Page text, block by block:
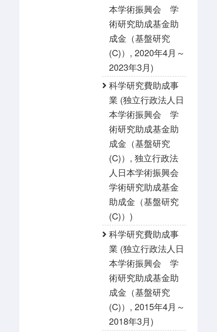
本学術振興会 学
術研究助成基金助
成金（基盤研究
(C)）, 2020年4月～
2023年3月)
科学研究費助成事
業 (独立行政法人日
本学術振興会 学
術研究助成基金助
成金（基盤研究
(C)）, 独立行政法
人日本学術振興会
学術研究助成基金
助成金（基盤研究
(C)）)
科学研究費助成事
業 (独立行政法人日
本学術振興会 学
術研究助成基金助
成金（基盤研究
(C)）, 2015年4月～
2018年3月)